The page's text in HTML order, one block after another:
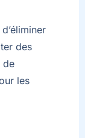
des
de
les